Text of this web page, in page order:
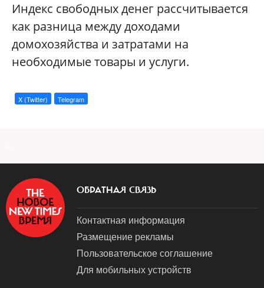
Индекс свободных денег рассчитывается
как разница между доходами
домохозяйства и затратами на
необходимые товары и услуги.
X (Twitter) Telegram
ОБРАТНАЯ СВЯЗЬ
Контактная информация
Размещение рекламы
Пользовательское соглашение
Для мобильных устройств